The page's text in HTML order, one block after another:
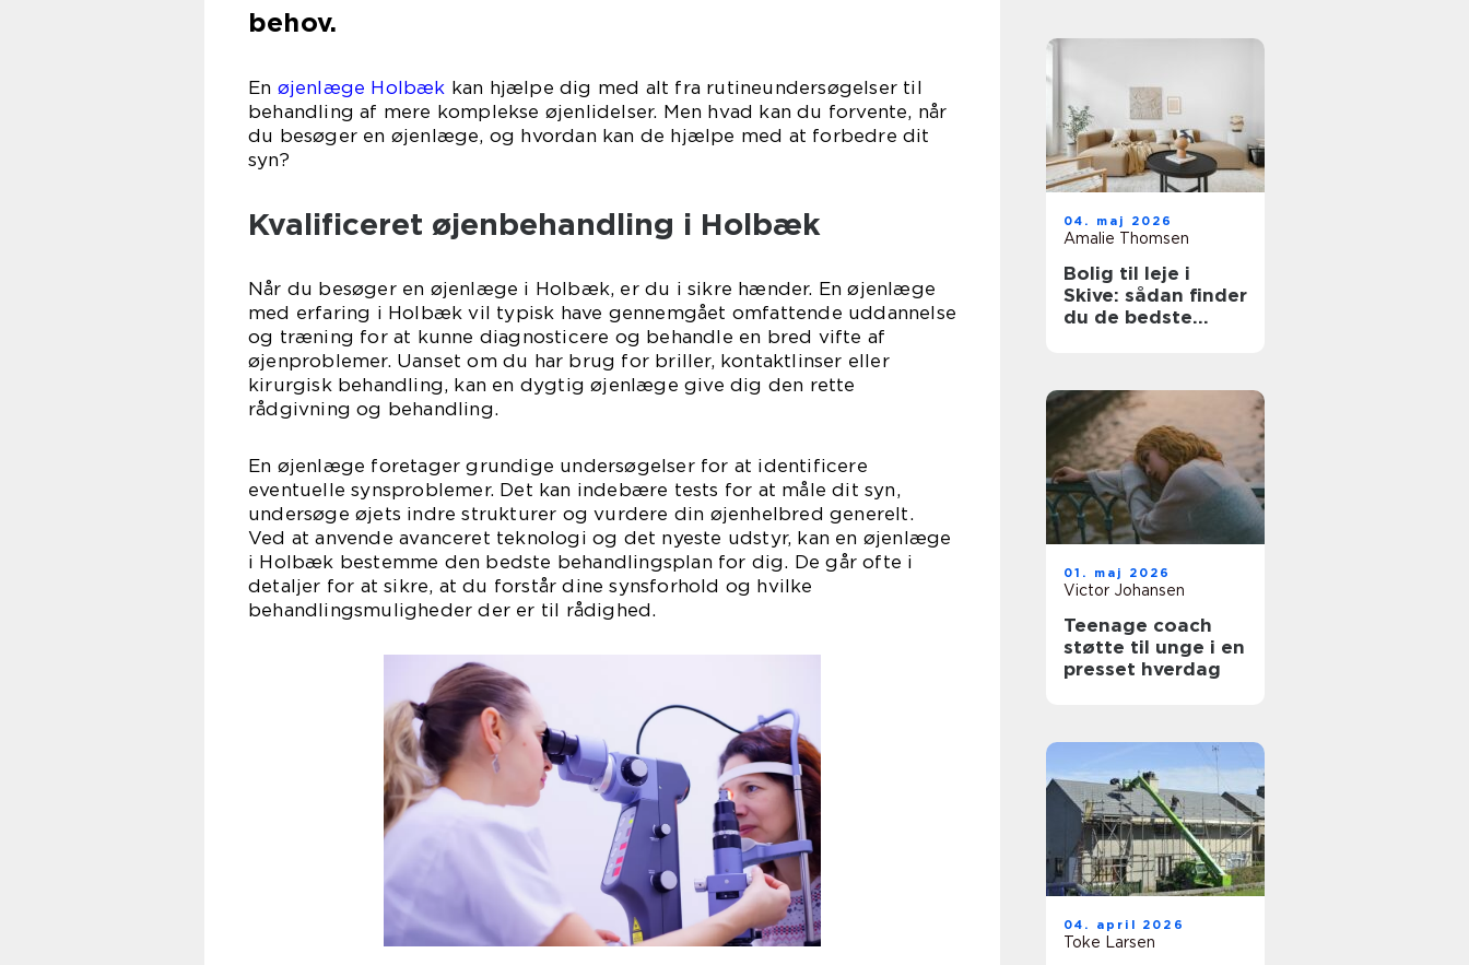
behov.
En øjenlæge Holbæk kan hjælpe dig med alt fra rutineundersøgelser til
behandling af mere komplekse øjenlidelser. Men hvad kan du forvente, når
du besøger en øjenlæge, og hvordan kan de hjælpe med at forbedre dit
syn?
Kvalificeret øjenbehandling i Holbæk
Når du besøger en øjenlæge i Holbæk, er du i sikre hænder. En øjenlæge
med erfaring i Holbæk vil typisk have gennemgået omfattende uddannelse
og træning for at kunne diagnosticere og behandle en bred vifte af
øjenproblemer. Uanset om du har brug for briller, kontaktlinser eller
kirurgisk behandling, kan en dygtig øjenlæge give dig den rette
rådgivning og behandling.
En øjenlæge foretager grundige undersøgelser for at identificere
eventuelle synsproblemer. Det kan indebære tests for at måle dit syn,
undersøge øjets indre strukturer og vurdere din øjenhelbred generelt.
Ved at anvende avanceret teknologi og det nyeste udstyr, kan en øjenlæge
i Holbæk bestemme den bedste behandlingsplan for dig. De går ofte i
detaljer for at sikre, at du forstår dine synsforhold og hvilke
behandlingsmuligheder der er til rådighed.
04. maj 2026
Amalie Thomsen
Bolig til leje i
Skive: sådan finder
du de bedste
01. maj 2026
Victor Johansen
Teenage coach
støtte til unge i en
presset hverdag
04. april 2026
Toke Larsen